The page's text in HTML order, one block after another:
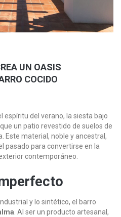
UN OASIS
COCIDO
espíritu del verano, la siesta bajo
un patio revestido de suelos de
Este material, noble y ancestral,
pasado para convertirse en la
contemporáneo.
y lo sintético, el barro
. Al ser un producto artesanal,